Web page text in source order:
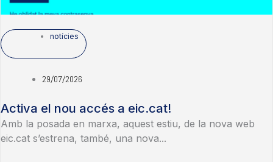
notícies
29/07/2026
Activa el nou accés a eic.cat!
Amb la posada en marxa, aquest estiu, de la nova web
eic.cat s’estrena, també, una nova...